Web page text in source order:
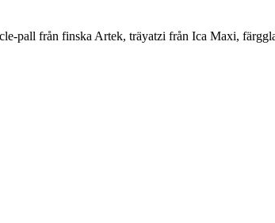
pall från finska Artek, träyatzi från Ica Maxi,